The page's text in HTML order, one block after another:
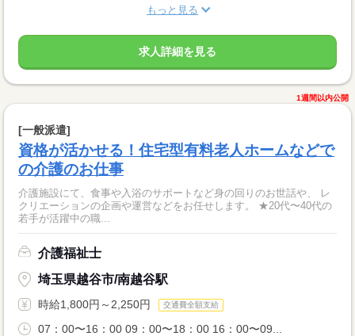
もっと見る
求人詳細を見る
1週間以内公開
[一般派遣]
資格が活かせる！住宅型有料老人ホームなどで
の介護のお仕事
介護施設にて、食事や入浴のサポートなど身の回りのお世話や、 レ
クリエーションの企画や運営などをお任せします。 ★20代〜40代の
若手が活躍中の職...
介護福祉士
埼玉県越谷市/南越谷駅
時給1,800円～2,250円 交通費全額支給
07：00〜16：00 09：00〜18：00 16：00〜09...